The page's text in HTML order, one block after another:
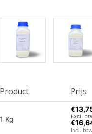
Product Prijs
1 Kg Excl.
Incl. btw